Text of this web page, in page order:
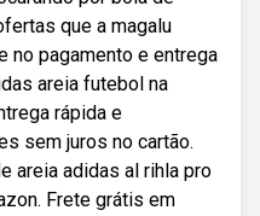
que a magalu
no pagamento e entrega
areia futebol na
rápida e
sem juros no cartão.
areia adidas al rihla pro
Frete grátis em